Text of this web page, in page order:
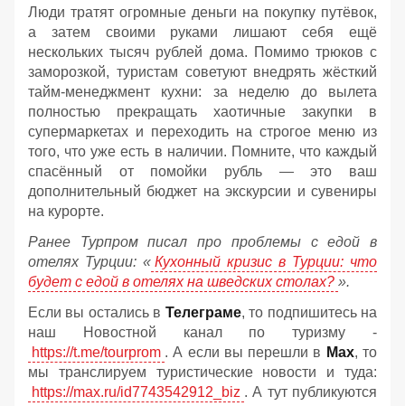
Люди тратят огромные деньги на покупку путёвок,
а затем своими руками лишают себя ещё
нескольких тысяч рублей дома. Помимо трюков с
заморозкой, туристам советуют внедрять жёсткий
тайм-менеджмент кухни: за неделю до вылета
полностью прекращать хаотичные закупки в
супермаркетах и переходить на строгое меню из
того, что уже есть в наличии. Помните, что каждый
спасённый от помойки рубль — это ваш
дополнительный бюджет на экскурсии и сувениры
на курорте.
Ранее Турпром писал про проблемы с едой в
отелях Турции: « Кухонный кризис в Турции: что
будет с едой в отелях на шведских столах? ».
Если вы остались в Телеграме, то подпишитесь на
наш Новостной канал по туризму -
https://t.me/tourprom . А если вы перешли в Мах, то
мы транслируем туристические новости и туда:
https://max.ru/id7743542912_biz . А тут публикуются